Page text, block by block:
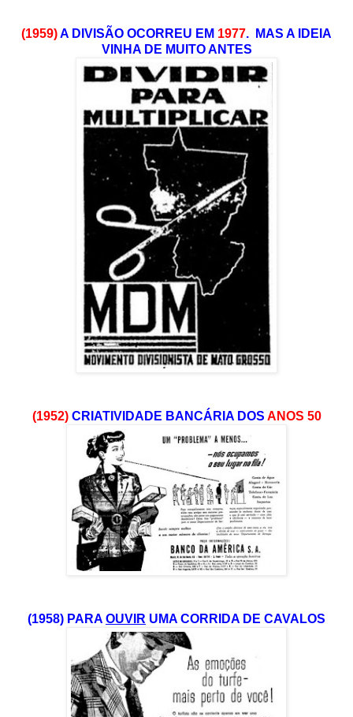
(1959)A DIVISÃO OCORREU EM 1977. MAS A IDEIA
VINHA DE MUITO ANTES
(1952)CRIATIVIDADE BANCÁRIA DOS ANOS 50
(1958) PARA OUVIR UMA CORRIDA DE CAVALOS